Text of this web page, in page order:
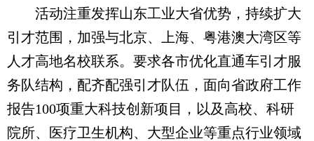
活动注重发挥山东工业大省优势，持续扩大
引才范围，加强与北京、上海、粤港澳大湾区等
人才高地名校联系。要求各市优化直通车引才服
务队结构，配齐配强引才队伍，面向省政府工作
报告100项重大科技创新项目，以及高校、科研
院所、医疗卫生机构、大型企业等重点行业领域